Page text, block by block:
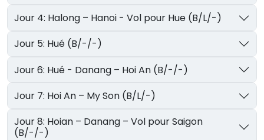
Jour 4: Halong – Hanoi - Vol pour Hue (B/L/-)
Jour 5: Hué (B/-/-)
Jour 6: Hué - Danang – Hoi An (B/-/-)
Jour 7: Hoi An – My Son (B/L/-)
Jour 8: Hoian – Danang – Vol pour Saigon
(B/-/-)